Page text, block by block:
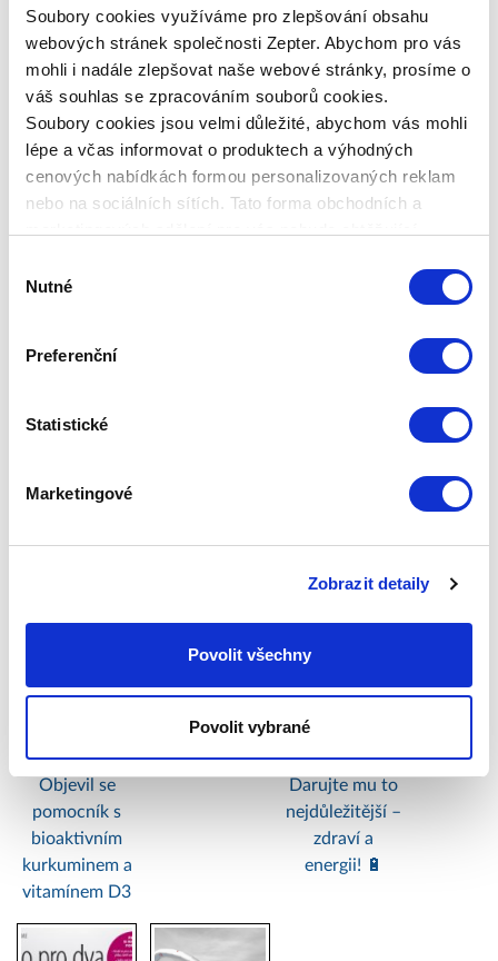
Soubory cookies využíváme pro zlepšování obsahu
webových stránek společnosti Zepter. Abychom pro vás
mohli i nadále zlepšovat naše webové stránky, prosíme o
váš souhlas se zpracováním souborů cookies.
Soubory cookies jsou velmi důležité, abychom vás mohli
lépe a včas informovat o produktech a výhodných
cenových nabídkách formou personalizovaných reklam
nebo na sociálních sítích. Tato forma obchodních a
souhlasu
Nutné
Preferenční
Statistické
Marketingové
Zobrazit detaily
Povolit všechny
Povolit vybrané
Publikováno: 19.02.2019 16:04:14 Zepter International|
Další články na Zepter blogu:
kondici?
Objevil se
pomocník s
bioaktivním
kurkuminem a
vitamínem D3
NA LÉTO 2026
který má
všechno?
Darujte mu to
nejdůležitější –
zdraví a
energii! 🔋